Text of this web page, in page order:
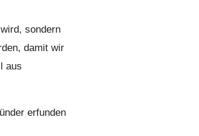
sondern
damit wir
aus
erfunden